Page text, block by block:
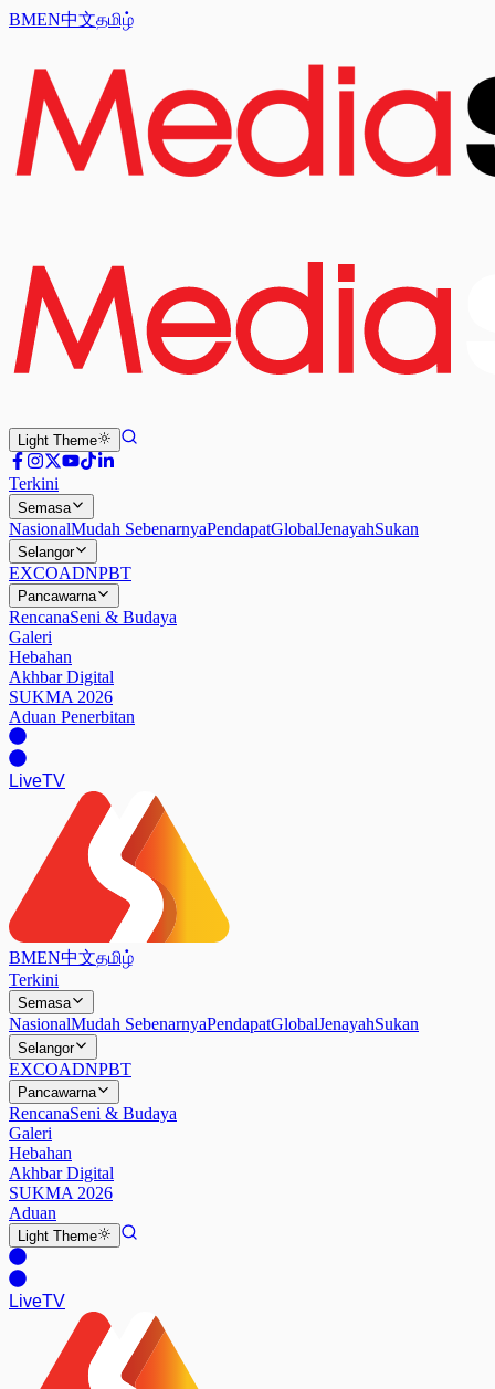
BMEN中文தமிழ்
Light Theme
Terkini
Semasa
NasionalMudah SebenarnyaPendapatGlobalJenayahSukan
Selangor
EXCOADNPBT
Pancawarna
RencanaSeni & Budaya
Galeri
Hebahan
Akhbar Digital
SUKMA 2026
Aduan Penerbitan
LiveTV
BMEN中文தமிழ்
Terkini
Semasa
NasionalMudah SebenarnyaPendapatGlobalJenayahSukan
Selangor
EXCOADNPBT
Pancawarna
RencanaSeni & Budaya
Galeri
Hebahan
Akhbar Digital
SUKMA 2026
Aduan
Light Theme
LiveTV